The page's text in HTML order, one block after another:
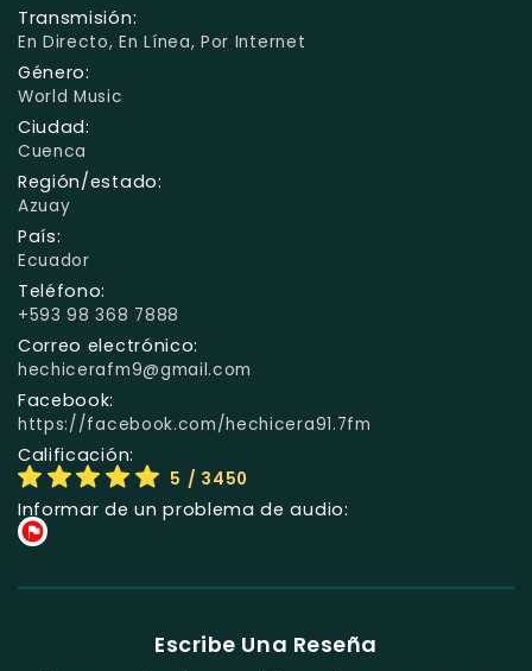
Transmisión:
En Directo, En Línea, Por Internet
Género:
World Music
Ciudad:
Cuenca
Región/estado:
Azuay
País:
Ecuador
Teléfono:
+593 98 368 7888
Correo electrónico:
hechicerafm9@gmail.com
Facebook:
https://facebook.com/hechicera91.7fm
Calificación:
5 / 3450
Informar de un problema de audio:
Escribe Una Reseña